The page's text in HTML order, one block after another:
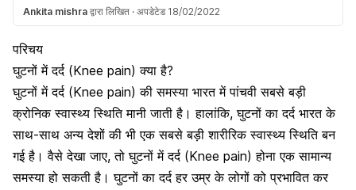
Ankita mishra द्वारा लिखित · अपडेटेड 18/02/2022
परिचय
घुटनों में दर्द (Knee pain) क्या है?
घुटनों में दर्द (Knee pain) की समस्या भारत में पांचवी सबसे बड़ी
क्रोनिक स्वास्थ्य स्थितिमानी जाती है। हालांकि,घुटनों का दर्द भारत के
साथ-साथ अन्य देशों की भी एक सबसे बड़ी शारीरिक स्वास्थ्य स्थिति बन
गई है। वैसे देखा जाए, तो घुटनों में दर्द (Knee pain) होना एक सामान्य
समस्या हो सकती है। घुटनों का दर्द हर उम्र के लोगों को प्रभावित कर